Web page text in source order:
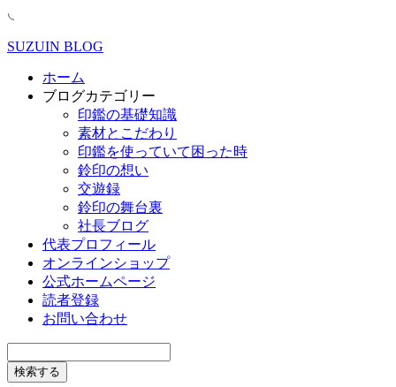
SUZUIN BLOG
ホーム
ブログカテゴリー
印鑑の基礎知識
素材とこだわり
印鑑を使っていて困った時
鈴印の想い
交遊録
鈴印の舞台裏
社長ブログ
代表プロフィール
オンラインショップ
公式ホームページ
読者登録
お問い合わせ